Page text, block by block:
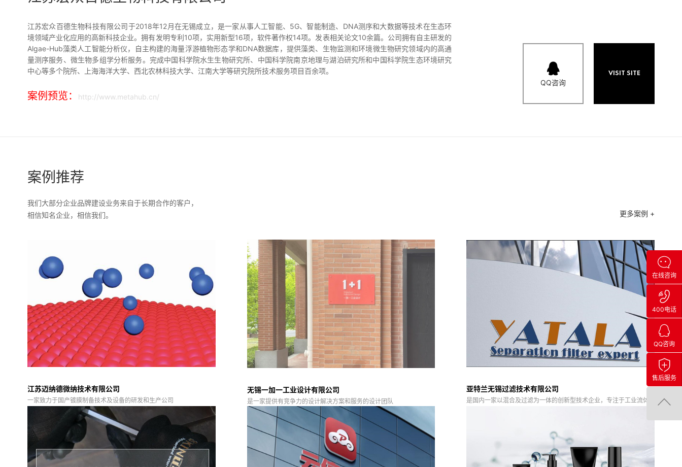
江苏宏众百德生物科技有限公司于2018年12月在无锡成立，是一家从事人工智能、5G、智能制造、DNA测序和大数据等技术在生态环
境领域产业化应用的高新科技企业。拥有发明专利10项，实用新型16项，软件著作权14项。发表相关论文10余篇。公司拥有自主研发的
Algae-Hub藻类人工智能分析仪，自主构建的海量浮游植物形态学和DNA数据库，提供藻类、生物监测和环境微生物研究领域内的高通
量测序服务、微生物多组学分析服务。完成中国科学院水生生物研究所、中国科学院南京地理与湖泊研究所和中国科学院生态环境研究
中心等多个院所、上海海洋大学、西北农林科技大学、江南大学等研究院所技术服务项目百余项。
案例预览： http://www.metahub.cn/
QQ咨询
VISIT SITE
案例推荐
我们大部分企业品牌建设业务来自于长期合作的客户，
相信知名企业，相信我们。
更多案例 +
江苏迈纳德微纳技术有限公司
一家致力于国产镀膜制备技术及设备的研发和生产公司
无锡一加一工业设计有限公司
是一家提供有竞争力的设计解决方案和服务的设计团队
亚特兰无锡过滤技术有限公司
是国内一家以混合及过滤为一体的创新型技术企业，专注于工业流体
在线咨询
400电话
QQ咨询
售后服务